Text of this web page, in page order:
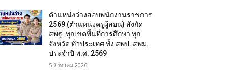
ตำแหน่งว่างสอบพนักงานราชการ
2569 (ตำแหน่งครูผู้สอน) สังกัด
สพฐ. ทุกเขตพื้นที่การศึกษา ทุก
จังหวัด ทั่วประเทศ ทั้ง สพป. สพม.
ประจำปี พ.ศ. 2569
5 สิงหาคม 2026